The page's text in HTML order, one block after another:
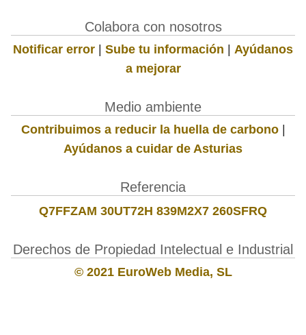
Colabora con nosotros
Notificar error | Sube tu información | Ayúdanos
a mejorar
Medio ambiente
Contribuimos a reducir la huella de carbono|
Ayúdanos a cuidar de Asturias
Referencia
Q7FFZAM 30UT72H 839M2X7 260SFRQ
Derechos de Propiedad Intelectual e Industrial
© 2021 EuroWeb Media, SL